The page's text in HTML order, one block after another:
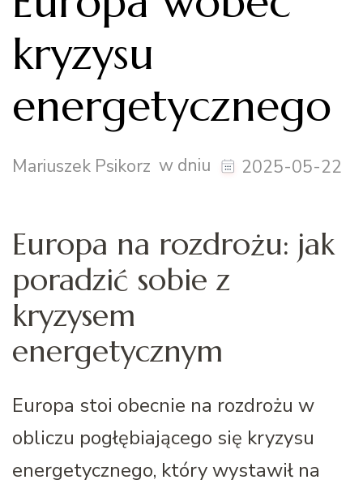
kryzysu
energetycznego
Mariuszek Psikorz w dniu 2025-05-22
Europa na rozdrożu: jak
poradzić sobie z
kryzysem
energetycznym
Europa stoi obecnie na rozdrożu w
obliczu pogłębiającego się kryzysu
energetycznego, który wystawił na